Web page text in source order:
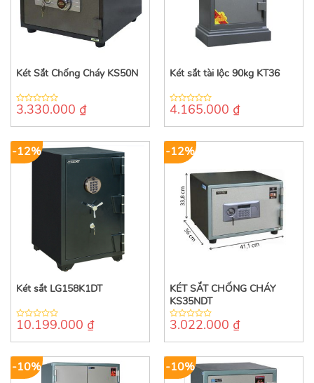
Két Sắt Chống Cháy KS50N
0
of
3.330.000 ₫
Két sắt tài lộc 90kg KT36
0
of
4.165.000 ₫
-12%
Két sắt LG158K1DT
0
of
10.199.000 ₫
-12%
KÉT SẮT CHỐNG CHÁY
KS35NDT
0
of
3.022.000 ₫
-10% -10%